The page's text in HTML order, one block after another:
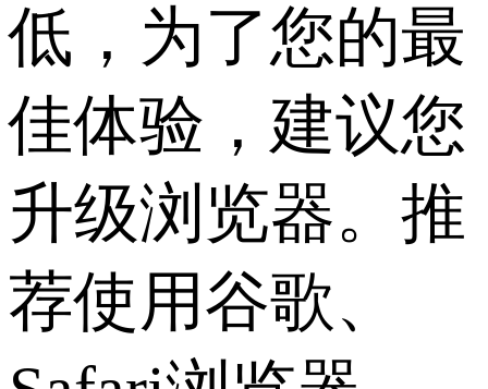
低，为了您的最
佳体验，建议您
升级浏览器。推
荐使用谷歌、